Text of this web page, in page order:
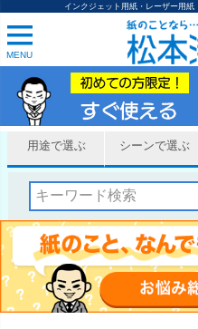
インクジェット用紙・レーザー用
MENU
用途で選ぶ シーンで選ぶ